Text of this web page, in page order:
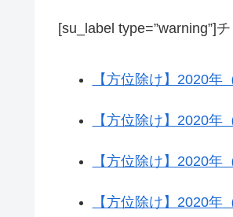
[su_label type=”warning”]
【方位除け】2020
【方位除け】2020
【方位除け】2020
【方位除け】2020